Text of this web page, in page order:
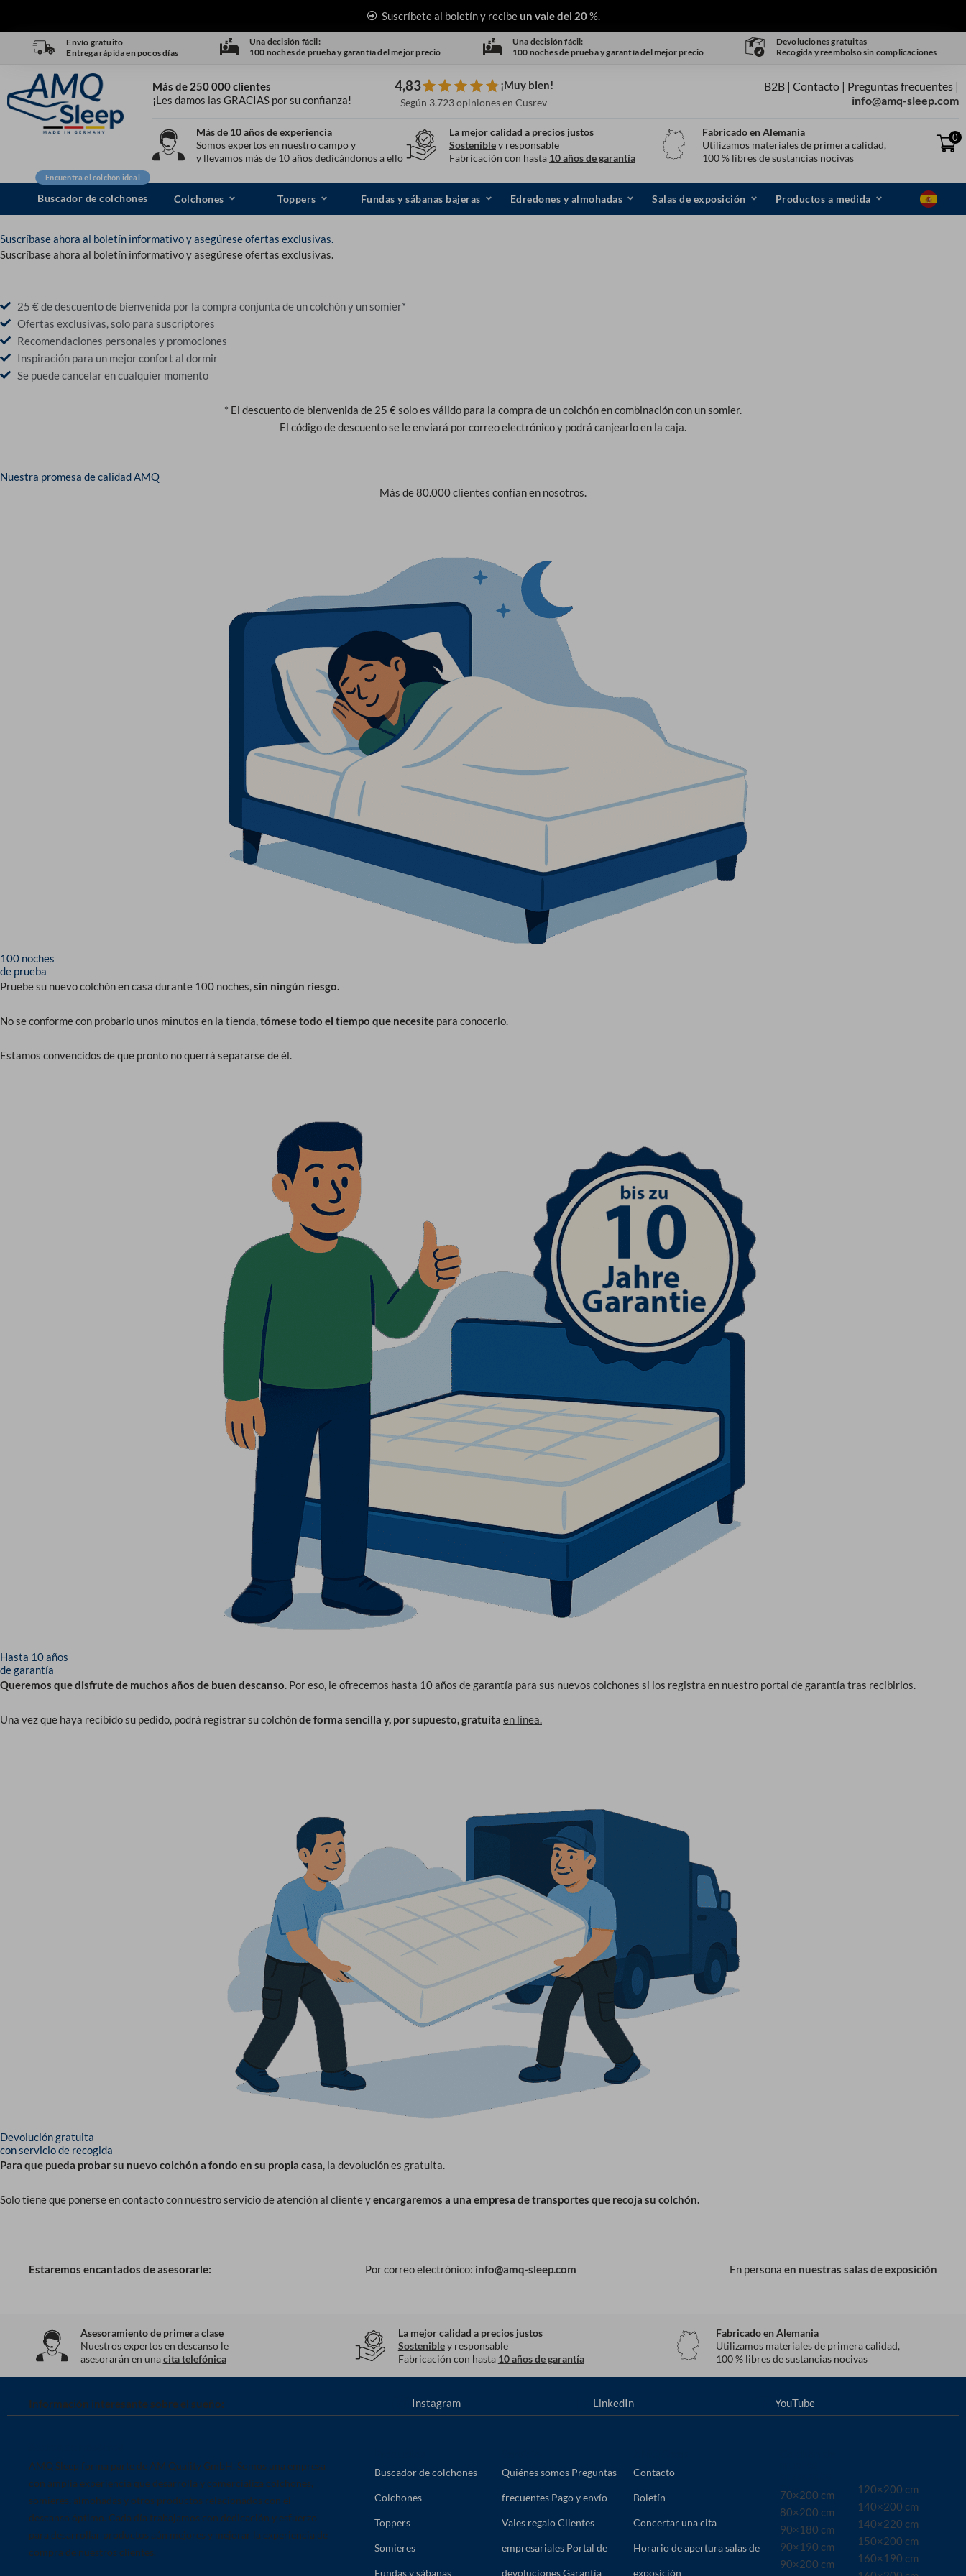
contenido
Suscríbete al boletín y recibeun vale del 20%.
Envío gratuito
Entrega rápida en pocos días
Una decisión fácil:
100 noches de prueba y garantía del mejor precio
Una decisión fácil:
100 noches de prueba y garantía del mejor precio
Devoluciones gratuitas
Recogida y reembolso sin complicaciones
Más de 250 000 clientes
¡Les damos las GRACIAS por su confianza!
4,83 ¡Muy bien!
Según 3.723 opiniones en Cusrev
B2B | Contacto| Preguntas frecuentes|
info@amq-sleep.com
Más de 10 años de experiencia
Somos expertos en nuestro campo y
y llevamos más de 10 años dedicándonos a ello
Fabricado en Alemania
Utilizamos materiales de primera calidad,
100 % libres de sustancias nocivas
La mejor calidad a precios justos
Sostenibley responsable
Fabricación con hasta 10 años de garantía
0
Encuentra el colchón ideal
Buscador de colchones Colchones Toppers Fundas y sábanas bajeras Edredones y almohadas Salas de exposición Productos a medida
Suscríbase ahora al boletín informativo y asegúrese ofertas exclusivas.
Suscríbase ahora al boletín informativo y asegúrese ofertas exclusivas.
25 € de descuento de bienvenida por la compra conjunta de un colchón y un somier*
Ofertas exclusivas, solo para suscriptores
Recomendaciones personales y promociones
Inspiración para un mejor confort al dormir
Se puede cancelar en cualquier momento
* El descuento de bienvenida de 25 € solo es válido para la compra de un colchón en combinación con un somier.
El código de descuento se le enviará por correo electrónico y podrá canjearlo en la caja.
Nuestra promesa de calidad AMQ
Más de 80.000 clientes confían en nosotros.
100 noches
de prueba
Pruebe su nuevo colchón en casa durante 100 noches,sin ningún riesgo.
No se conforme con probarlo unos minutos en la tienda,tómese todo el tiempo que necesite para conocerlo.
Estamos convencidos de que pronto no querrá separarse de él.
Hasta 10 años
de garantía
Queremos que disfrute de muchos años de buen descanso. Por eso, le ofrecemos hasta 10 años de garantía para sus nuevos colchones si los registra en nuestro portal de garantía tras recibirlos.
Una vez que haya recibido su pedido, podrá registrar su colchónde forma sencilla y, por supuesto, gratuita en línea.
Devolución gratuita
con servicio de recogida
Para que pueda probar su nuevo colchón a fondo en su propia casa, la devolución es gratuita.
Solo tiene que ponerse en contacto con nuestro servicio de atención al cliente yencargaremos a una empresa de transportes que recoja su colchón.
Estaremos encantados de asesorarle: Por correo electrónico: info@amq-sleep.com En persona en nuestras salas de exposición
Asesoramiento de primera clase
Nuestros expertos en descanso le
asesorarán en unacita telefónica
La mejor calidad a precios justos
Sostenibley responsable
Fabricación con hasta 10 años de garantía
Fabricado en Alemania
Utilizamos materiales de primera calidad,
100 % libres de sustancias nocivas
Información interesante sobre el sueño: Instagram LinkedIn YouTube
AMQ Sleep forma parte de AM Quality GmbH. Somos una empresa
con amplia experiencia que desarrolla y comercializa colchones,
somieres, almohadas y otros productos relacionados con el
descanso óptimo. Cada día trabajamos con dedicación y esfuerzo
para desarrollar productos aún mejores y mejorar la experiencia de
compra de nuestros clientes.
Buscador de colchones
Colchones
Toppers
Somieres
Fundas y sábanas
Quiénes somos Preguntas
frecuentes Pago y envío
Vales regalo Clientes
empresariales Portal de
devoluciones Garantía
Contacto
Boletín
Concertar una cita
Horario de apertura salas de
exposición
70×200 cm
80×200 cm
90×180 cm
90×190 cm
90×200 cm
120×200 cm
140×200 cm
140×220 cm
150×200 cm
160×190 cm